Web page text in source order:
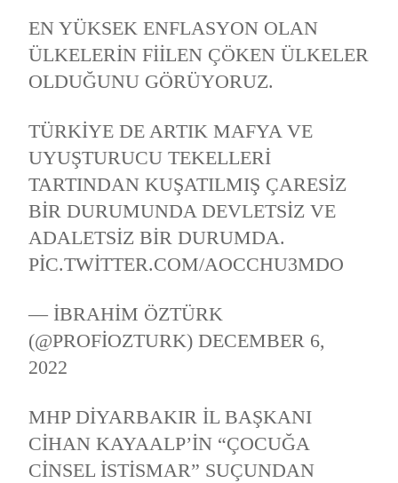
EN YÜKSEK ENFLASYON OLAN
ÜLKELERIN FIILEN ÇÖKEN ÜLKELER
OLDUĞUNU GÖRÜYORUZ.
TÜRKIYE DE ARTIK MAFYA VE
UYUŞTURUCU TEKELLERI
TARTINDAN KUŞATILMIŞ ÇARESIZ
BIR DURUMUNDA DEVLETSIZ VE
ADALETSIZ BIR DURUMDA.
PIC.TWITTER.COM/AOCCHU3MDO
— İBRAHIM ÖZTÜRK
(@PROFIOZTURK)DECEMBER 6,
2022
MHP DIYARBAKIR İL BAŞKANI
CIHAN KAYAALP’IN “ÇOCUĞA
CINSEL ISTISMAR” SUÇUNDAN